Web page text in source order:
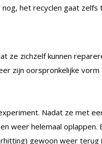
het recyclen gaat zelfs
ze zichzelf kunnen
zijn oorspronkelijke vorm
Nadat ze met
weer helemaal oplappen.
gewoon weer terug